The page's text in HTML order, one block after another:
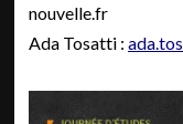
nouvelle.fr
Ada Tosatti :